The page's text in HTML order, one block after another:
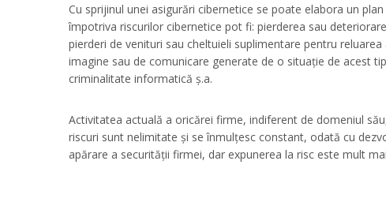
Cu sprijinul unei asigurări cibernetice se poate elabora un
împotriva riscurilor cibernetice pot fi: pierderea sau
pierderi de venituri sau cheltuieli suplimentare pentru
imagine sau de comunicare generate de o situație de acest
criminalitate informatică ș.a.
Activitatea actuală a oricărei firme, indiferent de domeniul
riscuri sunt nelimitate și se înmulțesc constant, odată cu
apărare a securității firmei, dar expunerea la risc este mult